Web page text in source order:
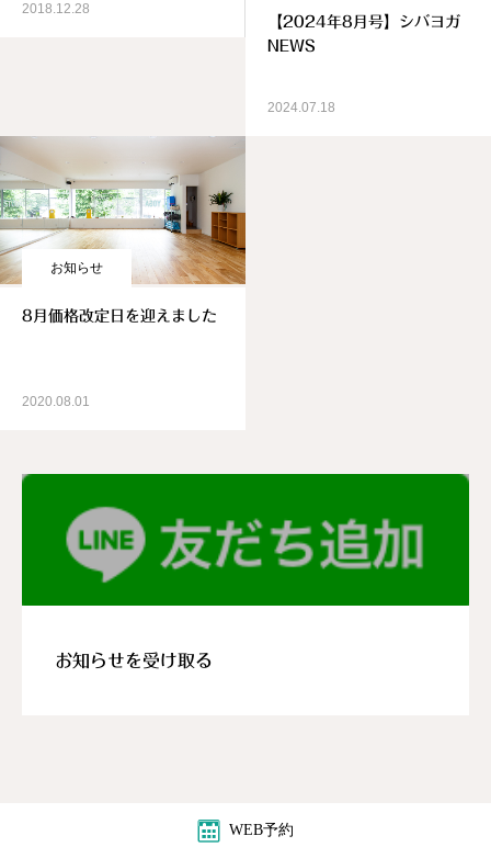
2018.12.28
【2024年8月号】シバヨガ
NEWS
2024.07.18
お知らせ
8月価格改定日を迎えました
2020.08.01
お知らせを受け取る
WEB予約